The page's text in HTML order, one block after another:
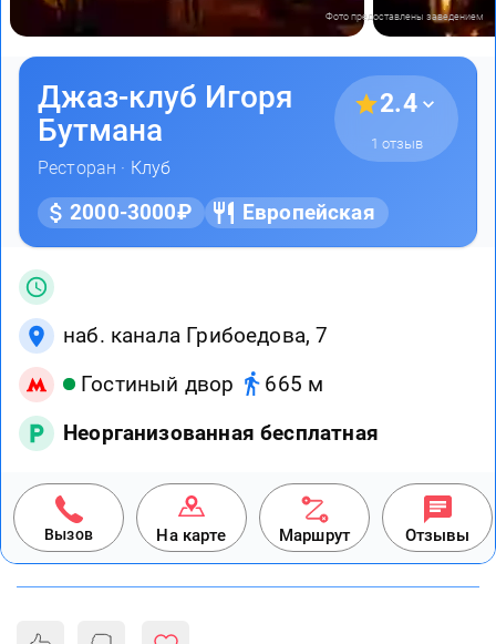
Фото предоставлены заведением
Джаз-клуб Игоря
Бутмана
Ресторан · Клуб
2.4
1 отзыв
2000-3000₽ Европейская
наб. канала Грибоедова, 7
Гостиный двор
665 м
Неорганизованная бесплатная
Вызов На карте Маршрут Отзывы